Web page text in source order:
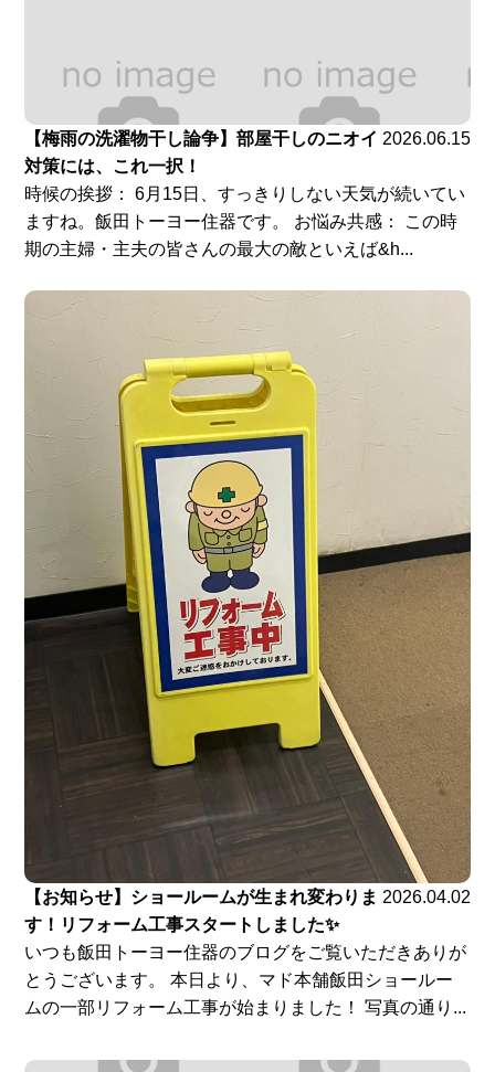
【梅雨の洗濯物干し論争】部屋干しのニオイ
対策には、これ一択！
2026.06.15
時候の挨拶： 6月15日、すっきりしない天気が続いてい
ますね。飯田トーヨー住器です。 お悩み共感： この時
期の主婦・主夫の皆さんの最大の敵といえば&h...
【お知らせ】ショールームが生まれ変わりま
す！リフォーム工事スタートしました✨
2026.04.02
いつも飯田トーヨー住器のブログをご覧いただきありが
とうございます。 本日より、マド本舗飯田ショールー
ムの一部リフォーム工事が始まりました！ 写真の通り...